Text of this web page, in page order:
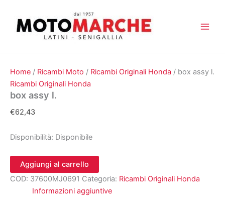
contenuto
Home / Ricambi Moto / Ricambi Originali Honda / box assy l.
Ricambi Originali Honda
box assy l.
€62,43
Disponibilità: Disponibile
box
assy
l.
quantità
Aggiungi al carrello
COD: 37600MJ0691 Categoria: Ricambi Originali Honda
Informazioni aggiuntive